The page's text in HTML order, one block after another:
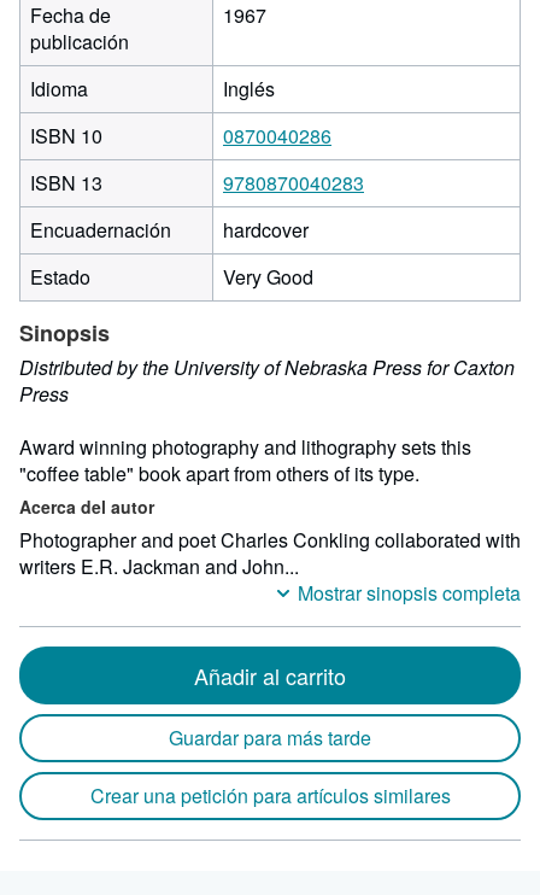
Fecha de
publicación
1967
Idioma
Inglés
ISBN 10
0870040286
ISBN 13
9780870040283
Encuadernación
hardcover
Estado
Very Good
Sinopsis
Distributed by the University of Nebraska Press for Caxton
Press
Award winning photography and lithography sets this
"coffee table" book apart from others of its type.
Acerca del autor
Photographer and poet Charles Conkling collaborated with
writers E.R. Jackman and John...
Mostrar sinopsis completa
Añadir al carrito
Guardar para más tarde
Crear una petición para artículos similares